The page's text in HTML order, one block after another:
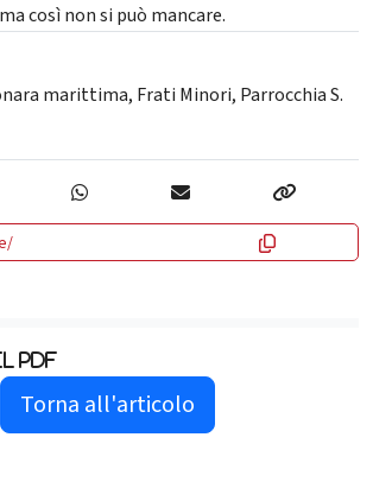
così non si può mancare.
marittima, Frati Minori, Parrocchia S.
pdf
Torna all'articolo